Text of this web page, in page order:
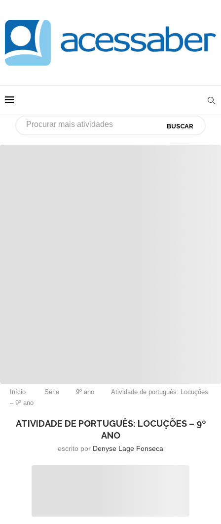
BUSCAR
Início Série 9º ano
Atividade de português: Locuções
– 9º ano
ATIVIDADE DE PORTUGUÊS: LOCUÇÕES – 9º
ANO
escrito por Denyse Lage Fonseca